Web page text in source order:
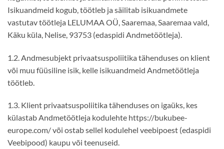
Isikuandmeid kogub, töötleb ja säilitab isikuandmete
vastutav töötleja LELUMAA OÜ, Saaremaa, Saaremaa vald,
Käku küla, Nelise, 93753 (edaspidi Andmetöötleja).
1.2. Andmesubjekt privaatsuspoliitika tähenduses on klient
või muu füüsiline isik, kelle isikuandmeid Andmetöötleja
töötleb.
1.3. Klient privaatsuspoliitika tähenduses on igaüks, kes
külastab Andmetöötleja kodulehte https://bukubee-
europe.com/ või ostab sellel kodulehel veebipoest (edaspidi
Veebipood) kaupu või teenuseid.